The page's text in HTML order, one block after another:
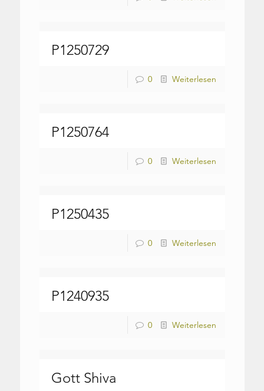
P1250729
0 Weiterlesen
P1250764
0 Weiterlesen
P1250435
0 Weiterlesen
P1240935
0 Weiterlesen
Gott Shiva